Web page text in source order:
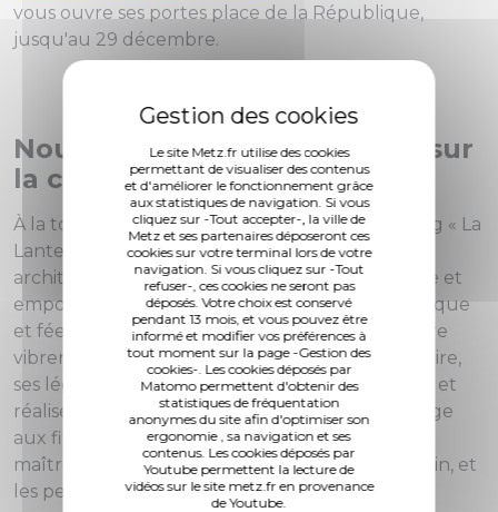
Le site Metz.fr utilise des cookies
permettant de visualiser des contenus
et d'améliorer le fonctionnement grâce
aux statistiques de navigation. Si vous
cliquez sur -Tout accepter-, la ville de
Metz et ses partenaires déposeront ces
cookies sur votre terminal lors de votre
navigation. Si vous cliquez sur -Tout
refuser-, ces cookies ne seront pas
déposés. Votre choix est conservé
pendant 13 mois, et vous pouvez être
informé et modifier vos préférences à
tout moment sur la page -Gestion des
cookies-. Les cookies déposés par
Matomo permettent d'obtenir des
statistiques de fréquentation
anonymes du site afin d'optimiser son
ergonomie , sa navigation et ses
contenus. Les cookies déposés par
Youtube permettent la lecture de
vidéos sur le site metz.fr en provenance
de Youtube.
vous ouvre ses portes place de la République,
jusqu'au 29 décembre.
Nouveauté 2019, le mapping sur
la cathédrale Saint-Etienne
À la tombée de la nuit, assistez au vidéomapping « La
Lanterne du Bon-Dieu ». Une projection vidéo
architecturale transfigure la façade occidentale et
emporte le public dans une promenade graphique
et féerique, pour sublimer son architecture, faire
vibrer la pierre de lumière, et évoquer son histoire,
ses légendes et la beauté de ses vitraux. Conçu et
réalisé par Artslide, ce spectacle est un hommage
aux figures de la cathédrale : les bâtisseurs, les
maîtres vitraillistes, les créateurs du chant messin, et
les personnages légendaires.